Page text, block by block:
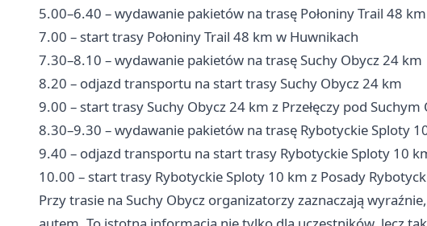
5.00–6.40 – wydawanie pakietów na trasę Połoniny Trail 48 km
7.00 – start trasy Połoniny Trail 48 km w Huwnikach
7.30–8.10 – wydawanie pakietów na trasę Suchy Obycz 24 km
8.20 – odjazd transportu na start trasy Suchy Obycz 24 km
9.00 – start trasy Suchy Obycz 24 km z Przełęczy pod Suchym
8.30–9.30 – wydawanie pakietów na trasę Rybotyckie Sploty
9.40 – odjazd transportu na start trasy Rybotyckie Sploty 10
10.00 – start trasy Rybotyckie Sploty 10 km z Posady
Przy trasie na Suchy Obycz organizatorzy zaznaczają